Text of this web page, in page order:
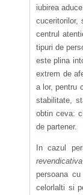
iubirea
cuceritorilor,
centrul
tipuri de
este plina
extrem de
a lor, pentru
stabilitate,
obtin ceva:
de partener.
In cazul
persoana
celorlalti si